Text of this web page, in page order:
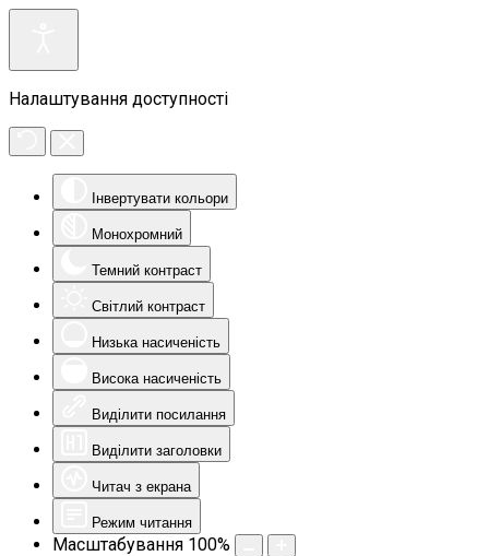
Налаштування доступності
Інвертувати кольори
Монохромний
Темний контраст
Світлий контраст
Низька насиченість
Висока насиченість
Виділити посилання
Виділити заголовки
Читач з екрана
Режим читання
Масштабування 100%